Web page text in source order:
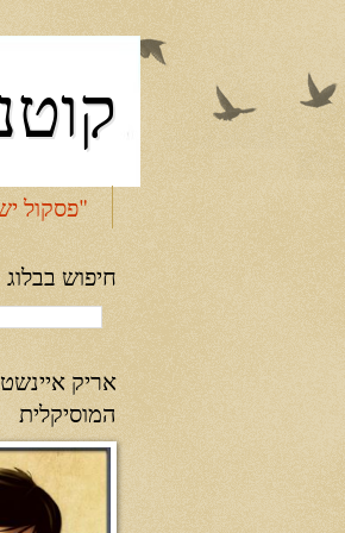
"פסקול
חיפוש בבלוג
אריק
המוסיקלית